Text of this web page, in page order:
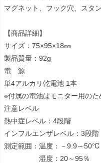
マグネット、フック穴、スタ
【商品詳細】
サイズ：75×95×18㎜
製品質量：92g
電 源
単4アルカリ乾電池 1本
※付属の電池はモニター用のた
注意レベル
熱中症レベル：4段階
インフルエンザレベル：3段階
測定範囲：温度：－9.9～50℃
湿度：20～95％